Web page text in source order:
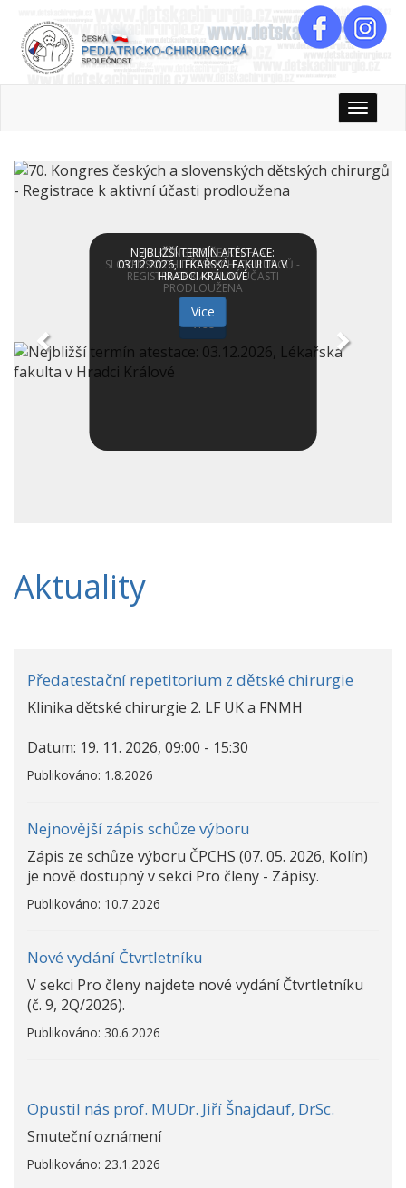
70. KONGRES ČESKÝCH A
SLOVENSKÝCH DĚTSKÝCH CHIRURGŮ -
REGISTRACE K AKTIVNÍ ÚČASTI
PRODLOUŽENA
Více
NEJBLIŽŠÍ TERMÍN ATESTACE:
03.12.2026, LÉKAŘSKÁ FAKULTA V
HRADCI KRÁLOVÉ
Více
Aktuality
Předatestační repetitorium z dětské chirurgie
Klinika dětské chirurgie 2. LF UK a FNMH
Datum: 19. 11. 2026, 09:00 - 15:30
Publikováno: 1.8.2026
Nejnovější zápis schůze výboru
Zápis ze schůze výboru ČPCHS (07. 05. 2026, Kolín)
je nově dostupný v sekci Pro členy - Zápisy.
Publikováno: 10.7.2026
Nové vydání Čtvrtletníku
V sekci Pro členy najdete nové vydání Čtvrtletníku
(č. 9, 2Q/2026).
Publikováno: 30.6.2026
Opustil nás prof. MUDr. Jiří Šnajdauf, DrSc.
Smuteční oznámení
Publikováno: 23.1.2026